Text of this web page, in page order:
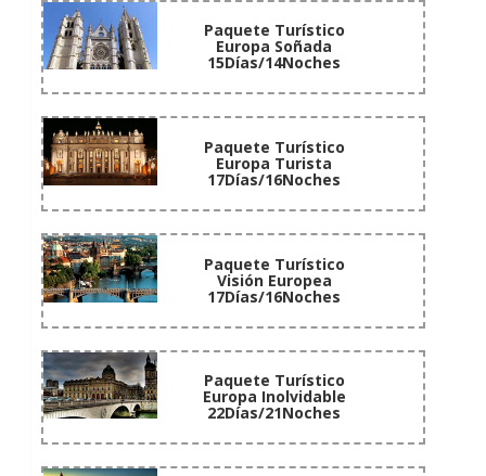
Paquete Turístico
Europa Soñada
15Días/14Noches
Paquete Turístico
Europa Turista
17Días/16Noches
Paquete Turístico
Visión Europea
17Días/16Noches
Paquete Turístico
Europa Inolvidable
22Días/21Noches